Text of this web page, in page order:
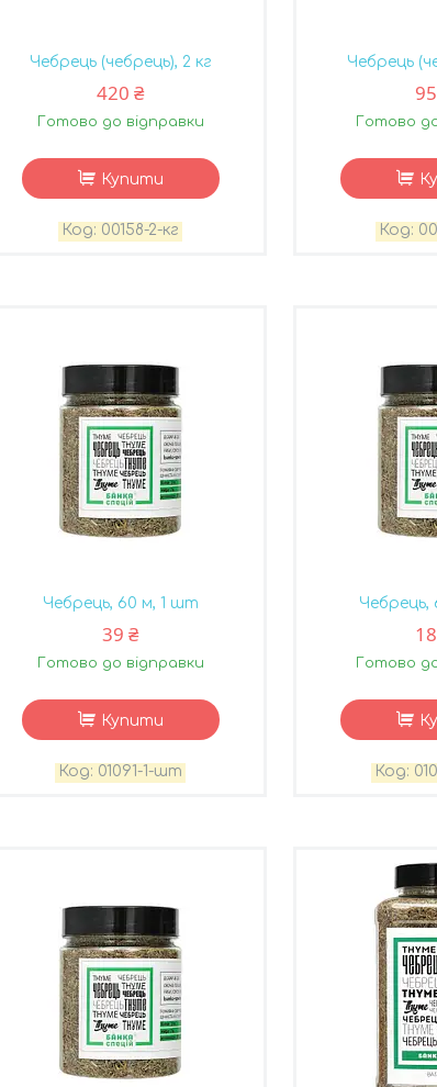
Чебрець (чебрець), 2 кг
420 ₴
Готово до відправки
Купити
00158-2-кг
Чебрець
Готово
Чебрець, 60 м, 1 шт
39 ₴
Готово до відправки
Купити
01091-1-шт
Готово